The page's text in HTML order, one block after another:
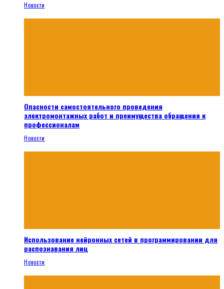
Новости
Опасности самостоятельного проведения
электромонтажных работ и преимущества обращения к
профессионалам
Новости
Использование нейронных сетей в программировании для
распознавания лиц
Новости